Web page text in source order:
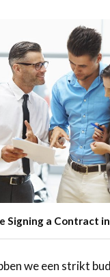
Signing a Contract
we een strikt